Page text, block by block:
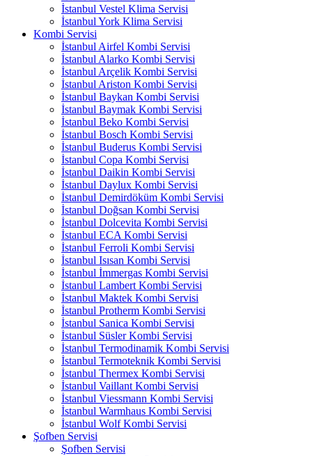
İstanbul Vestel Klima Servisi
İstanbul York Klima Servisi
Kombi Servisi
İstanbul Airfel Kombi Servisi
İstanbul Alarko Kombi Servisi
İstanbul Arçelik Kombi Servisi
İstanbul Ariston Kombi Servisi
İstanbul Baykan Kombi Servisi
İstanbul Baymak Kombi Servisi
İstanbul Beko Kombi Servisi
İstanbul Bosch Kombi Servisi
İstanbul Buderus Kombi Servisi
İstanbul Copa Kombi Servisi
İstanbul Daikin Kombi Servisi
İstanbul Daylux Kombi Servisi
İstanbul Demirdöküm Kombi Servisi
İstanbul Doğsan Kombi Servisi
İstanbul Dolcevita Kombi Servisi
İstanbul ECA Kombi Servisi
İstanbul Ferroli Kombi Servisi
İstanbul Isısan Kombi Servisi
İstanbul İmmergas Kombi Servisi
İstanbul Lambert Kombi Servisi
İstanbul Maktek Kombi Servisi
İstanbul Protherm Kombi Servisi
İstanbul Sanica Kombi Servisi
İstanbul Süsler Kombi Servisi
İstanbul Termodinamik Kombi Servisi
İstanbul Termoteknik Kombi Servisi
İstanbul Thermex Kombi Servisi
İstanbul Vaillant Kombi Servisi
İstanbul Viessmann Kombi Servisi
İstanbul Warmhaus Kombi Servisi
İstanbul Wolf Kombi Servisi
Şofben Servisi
Şofben Servisi